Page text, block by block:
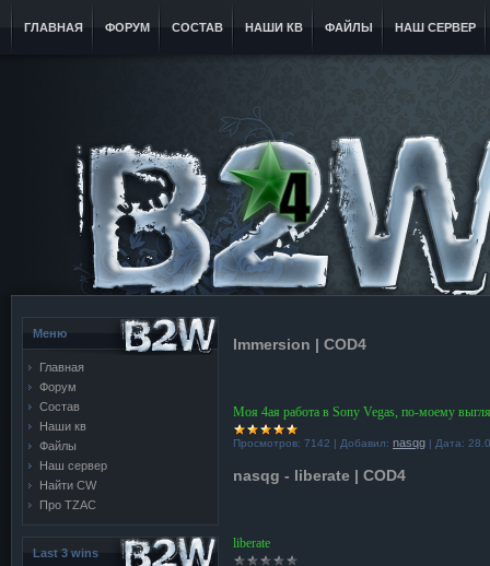
ГЛАВНАЯ ФОРУМ СОСТАВ НАШИ КВ ФАЙЛЫ НАШ СЕРВЕР
Меню
Главная
Форум
Состав
Наши кв
Файлы
Наш сервер
Найти CW
Про TZAC
Last 3 wins
Immersion | COD4
Моя 4ая работа в Sony Vegas, по-моему
Просмотров: 7142 | Добавил: nasqg | Дата:
nasqg - liberate | COD4
liberate